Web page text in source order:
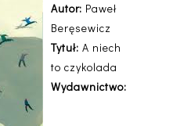
Autor: Paweł
Beręsewicz
Tytuł: A niech
to czykolada
Wydawnictwo: